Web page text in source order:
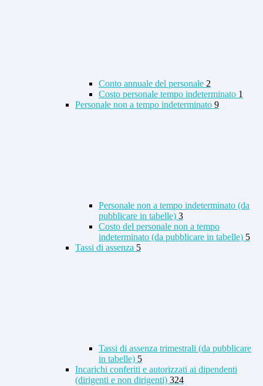
Conto annuale del personale 2
Costo personale tempo indeterminato 1
Personale non a tempo indeterminato 9
Personale non a tempo indeterminato (da
pubblicare in tabelle) 3
Costo del personale non a tempo
indeterminato (da pubblicare in tabelle) 5
Tassi di assenza 5
Tassi di assenza trimestrali (da pubblicare
in tabelle) 5
Incarichi conferiti e autorizzati ai dipendenti
(dirigenti e non dirigenti) 324